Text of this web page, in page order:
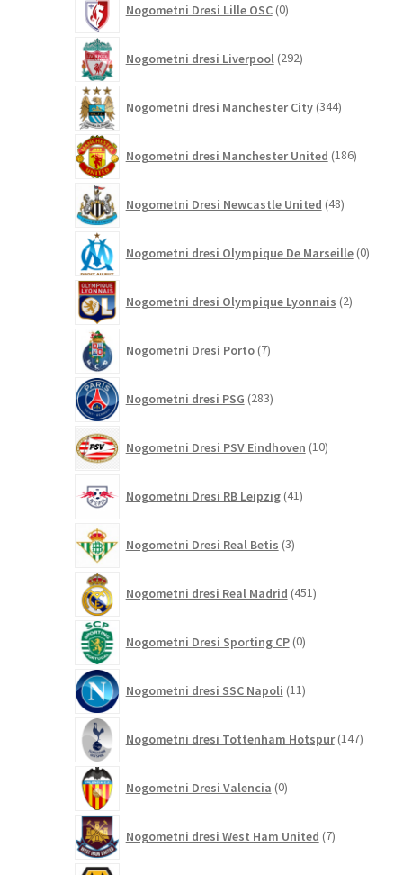
Nogometni Dresi Lille OSC 0izdelkov
Nogometni dresi Liverpool 292izdelkov
Nogometni dresi Manchester City 344izdelkov
Nogometni dresi Manchester United 186izdelkov
Nogometni Dresi Newcastle United 48izdelkov
Nogometni dresi Olympique De Marseille 0
Nogometni dresi Olympique Lyonnais 2izdelka
Nogometni Dresi Porto 7izdelkov
Nogometni dresi PSG 283izdelkov
Nogometni Dresi PSV Eindhoven 10izdelkov
Nogometni Dresi RB Leipzig 41izdelkov
Nogometni Dresi Real Betis 3izdelki
Nogometni dresi Real Madrid 451izdelkov
Nogometni Dresi Sporting CP 0izdelkov
Nogometni dresi SSC Napoli 11izdelkov
Nogometni dresi Tottenham Hotspur 147
Nogometni Dresi Valencia 0izdelkov
Nogometni dresi West Ham United 7izdelkov